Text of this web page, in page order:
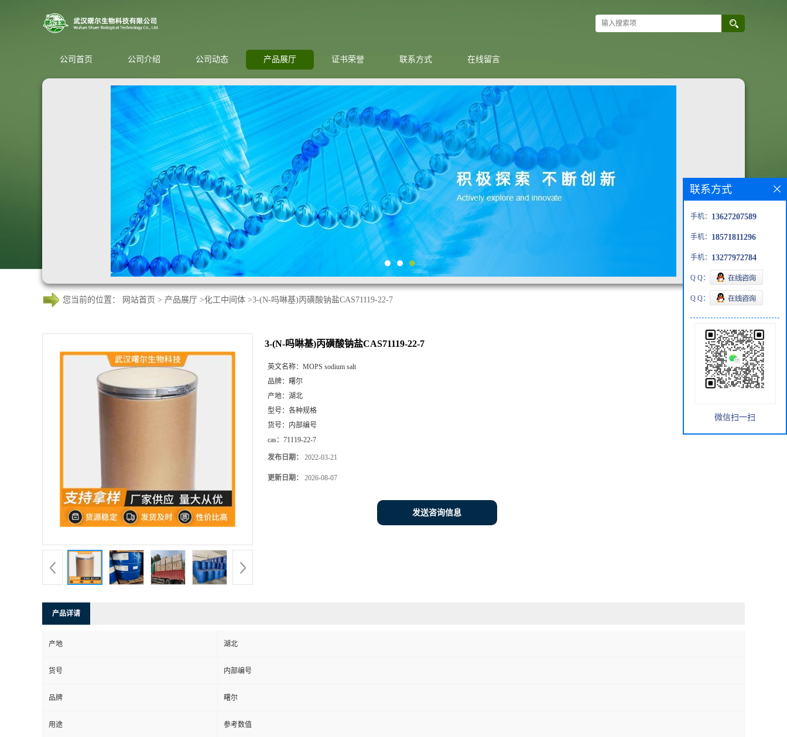
公司首页 公司介绍 公司动态 产品展厅 证书荣誉 联系方式 在线留言
您当前的位置： 网站首页 > 产品展厅 >化工中间体 >3-(N-吗啉基)丙磺酸钠盐CAS71119-22-7
3-(N-吗啉基)丙磺酸钠盐CAS71119-22-7
英文名称： MOPS sodium salt
品牌： 曙尔
产地： 湖北
型号： 各种规格
货号：
内部编号
cas： 71119-22-7
发布日期： 2022-03-21
更新日期： 2026-08-07
发送咨询信息
产品详请
产地 湖北
货号 内部编号
品牌 曙尔
用途 参考数值
联系方式
手机： 13627207589
手机： 18571811296
手机： 13277972784
Q Q：
Q Q：
微信扫一扫